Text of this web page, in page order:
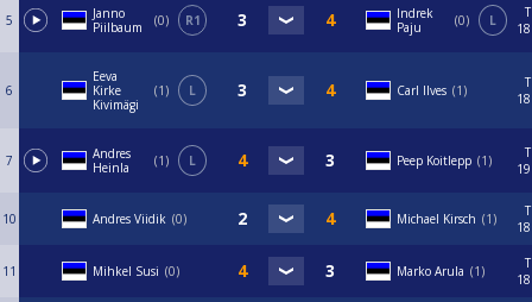
5
Janno
Piilbaum
0 R1
Indrek
Paju
0 L
6
Eeva
Kirke
Kivimägi
1 L Carl Ilves 1
7
Andres
Heinla
1 L Peep Koitlepp 1
10 Andres Viidik 0 Michael Kirsch 1
11 Mihkel Susi 0 Marko Arula 1